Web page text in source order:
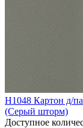
H1048 Картон д/
(Серый шторм)
Доступное